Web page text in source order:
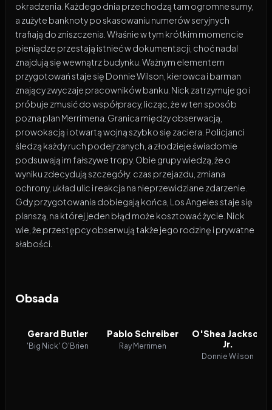
okradzenia. Każdego dnia przechodzą tam ogromne sumy,
a zużyte banknoty po skasowaniu numerów seryjnych
trafiają do zniszczenia. Właśnie w tym krótkim momencie
pieniądze przestają istnieć w dokumentacji, choć nadal
znajdują się wewnątrz budynku. Ważnym elementem
przygotowań staje się Donnie Wilson, kierowca i barman
znający zwyczaje pracowników banku. Nick zatrzymuje go i
próbuje zmusić do współpracy, licząc, że w ten sposób
pozna plan Merrimena. Granica między obserwacją,
prowokacją i otwartą wojną szybko się zaciera. Policjanci
śledzą każdy ruch podejrzanych, a złodzieje świadomie
podsuwają im fałszywe tropy. Obie grupy wiedzą, że o
wyniku zdecydują szczegóły: czas przejazdu, zmiana
ochrony, układ ulic i reakcja na nieprzewidziane zdarzenie.
Gdy przygotowania dobiegają końca, Los Angeles staje się
planszą, na której jeden błąd może kosztować życie. Nick
wie, że przestępcy obserwują także jego rodzinę i prywatne
słabości.
Obsada
Gerard Butler
'Big Nick' O'Brien
Pablo Schreiber
Ray Merrimen
O'Shea Jackson
Jr.
Donnie Wilson